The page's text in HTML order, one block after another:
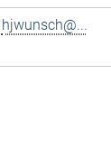
hjwunsch@...